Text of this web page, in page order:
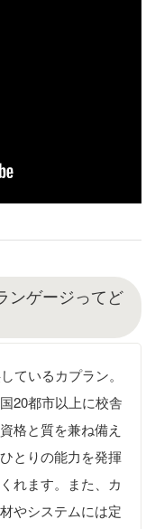
ンゲージってど
ているカプラン。
20都市以上に校舎
格と質を兼ね備え
とりの能力を発揮
れます。また、カ
やシステムには定